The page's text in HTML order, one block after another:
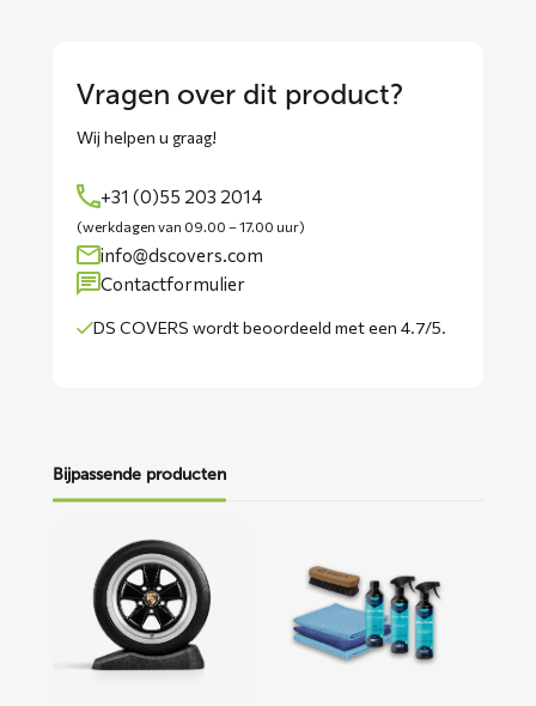
Vragen over dit product?
Wij helpen u graag!
+31 (0)55 203 2014
(werkdagen van 09.00 – 17.00 uur)
info@dscovers.com
Contactformulier
DS COVERS wordtbeoordeeld met een 4.7/5.
Bijpassende producten
Bandenbeschermers
Interieurpakket